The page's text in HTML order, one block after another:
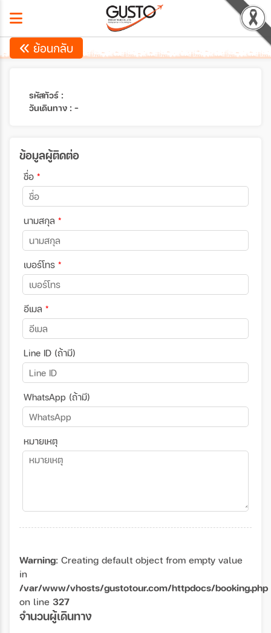
ย้อนกลับ
รหัสทัวร์ :
วันเดินทาง : -
ข้อมูลผู้ติดต่อ
ชื่อ *
นามสกุล *
เบอร์โทร *
อีเมล *
Line ID (ถ้ามี)
WhatsApp (ถ้ามี)
หมายเหตุ
Warning: Creating default object from empty value
in
/var/www/vhosts/gustotour.com/httpdocs/booking.php
on line 327
จำนวนผู้เดินทาง